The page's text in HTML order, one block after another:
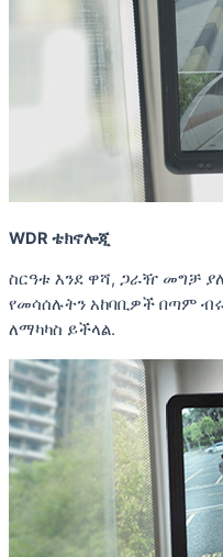
WDR ቴክኖሎጂ
ስርዓቱ እንደ ዋሻ, ጋራዥ መግቻ
የመሳሰሉትን አከባቢዎች በጣም
ለማካካስ ይችላል.